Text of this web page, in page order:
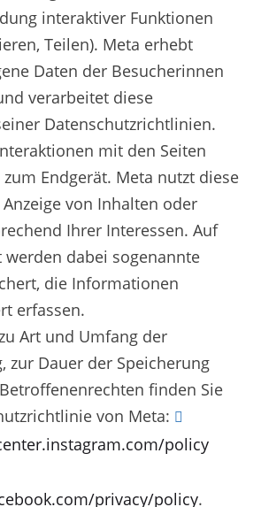
interaktiver Funktionen
Teilen). Meta erhebt
Daten der Besucherinnen
verarbeitet diese
Datenschutzrichtlinien.
mit den Seiten
Endgerät. Meta nutzt diese
von Inhalten oder
Ihrer Interessen. Auf
werden dabei sogenannte
die Informationen
erfassen.
Art und Umfang der
zur Dauer der Speicherung
finden Sie
von Meta:
policy
privacy/policy.